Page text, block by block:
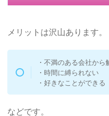
メリットは沢山あります。
・不満のある会社から
・時間に縛られない
・好きなことができる
などです。